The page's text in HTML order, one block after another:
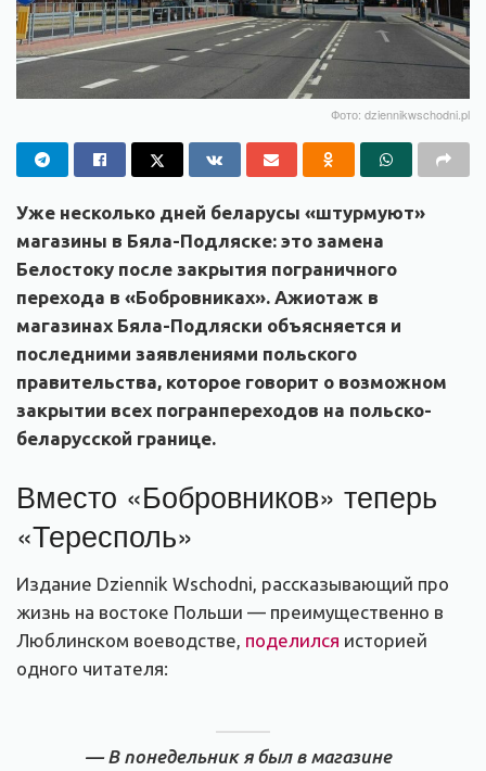
Фото: dziennikwschodni.pl
Уже несколько дней беларусы «штурмуют»
магазины в Бяла-Подляске: это замена
Белостоку после закрытия пограничного
перехода в «Бобровниках». Ажиотаж в
магазинах Бяла-Подляски объясняется и
последними заявлениями польского
правительства, которое говорит о возможном
закрытии всех погранпереходов на польско-
беларусской границе.
Вместо «Бобровников» теперь
«Тересполь»
Издание Dziennik Wschodni, рассказывающий про
жизнь на востоке Польши — преимущественно в
Люблинском воеводстве, поделился историей
одного читателя:
— В понедельник я был в магазине